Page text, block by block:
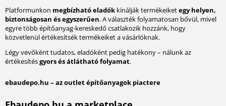
Platformunkon megbízható eladók kínálják termékeiketegy helyen,
biztonságosan és egyszerűen. A választék folyamatosan bővül, mivel
egyre több építőanyag-kereskedő csatlakozik hozzánk, hogy
közvetlenül értékesítsék termékeiket a vásárlóknak.
Légy vevőként tudatos, eladóként pedig hatékony – nálunk az
értékesítésgyors és átlátható folyamat.
ebaudepo.hu – az outlet építőanyagok piactere